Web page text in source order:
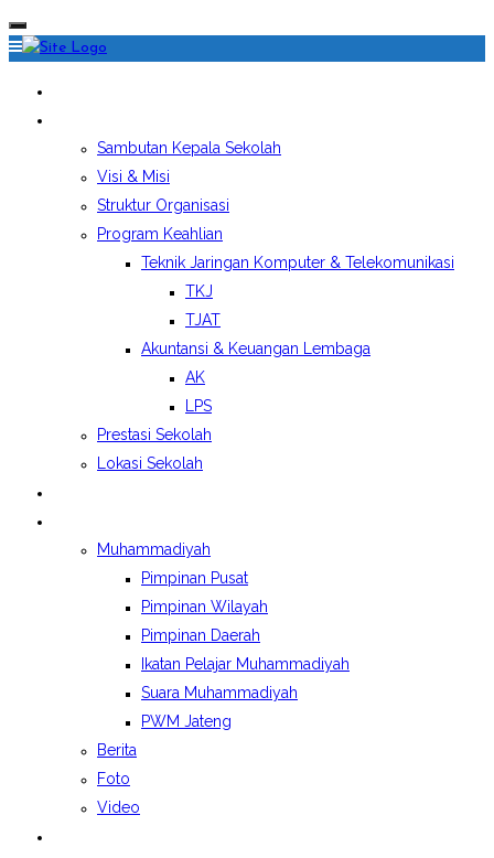
Sambutan Kepala Sekolah
Visi & Misi
Struktur Organisasi
Program Keahlian
Teknik Jaringan Komputer & Telekomunikasi
TKJ
TJAT
Akuntansi & Keuangan Lembaga
AK
LPS
Prestasi Sekolah
Lokasi Sekolah
Muhammadiyah
Pimpinan Pusat
Pimpinan Wilayah
Pimpinan Daerah
Ikatan Pelajar Muhammadiyah
Suara Muhammadiyah
PWM Jateng
Berita
Foto
Video